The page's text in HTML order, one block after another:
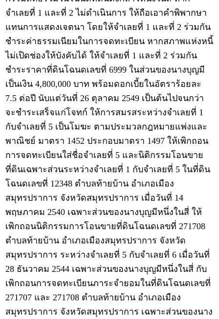
จำเลยที่ 1 และที่ 2 ไม่ดำเนินการ ให้ถือเอาคำพิพากษา
แทนการแสดงเจตนา โดยให้จำเลยที่ 1 และที่ 2 ร่วมกัน
ชำระค่าธรรมเนียมในการจดทะเบียน หากสภาพแห่งหนี้
ไม่เปิดช่องให้บังคับได้ ให้จำเลยที่ 1 และที่ 2 ร่วมกัน
ชำระราคาที่ดินโฉนดเลขที่ 6999 ในส่วนของนางบุญมี
เป็นเงิน 4,800,000 บาท พร้อมดอกเบี้ยในอัตราร้อยละ
7.5 ต่อปี นับแต่วันที่ 26 ตุลาคม 2549 เป็นต้นไปจนกว่า
จะชำระเสร็จแก่โจทก์ ให้การสมรสระหว่างจำเลยที่ 1
กับจำเลยที่ 5 เป็นโมฆะ ตามประมวลกฎหมายแพ่งและ
พาณิชย์ มาตรา 1452 ประกอบมาตรา 1497 ให้เพิกถอน
การจดทะเบียนใส่ชื่อจำเลยที่ 5 และนิติกรรมโอนขาย
ที่ดินเฉพาะส่วนระหว่างจำเลยที่ 1 กับจำเลยที่ 5 ในที่ดิน
โฉนดเลขที่ 12348 ตำบลท้ายบ้าน อำเภอเมือง
สมุทรปราการ จังหวัดสมุทรปราการ เมื่อวันที่ 14
พฤษภาคม 2540 เฉพาะส่วนของนางบุญมีหนึ่งในสี่ ให้
เพิกถอนนิติกรรมการโอนขายที่ดินโฉนดเลขที่ 271708
ตำบลท้ายบ้าน อำเภอเมืองสมุทรปราการ จังหวัด
สมุทรปราการ ระหว่างจำเลยที่ 5 กับจำเลยที่ 6 เมื่อวันที่
28 ธันวาคม 2544 เฉพาะส่วนของนางบุญมีหนึ่งในสี่ กับ
เพิกถอนการจดทะเบียนภาระจำยอมในที่ดินโฉนดเลขที่
271707 และ 271708 ตำบลท้ายบ้าน อำเภอเมือง
สมุทรปราการ จังหวัดสมุทรปราการ เฉพาะส่วนของนาง